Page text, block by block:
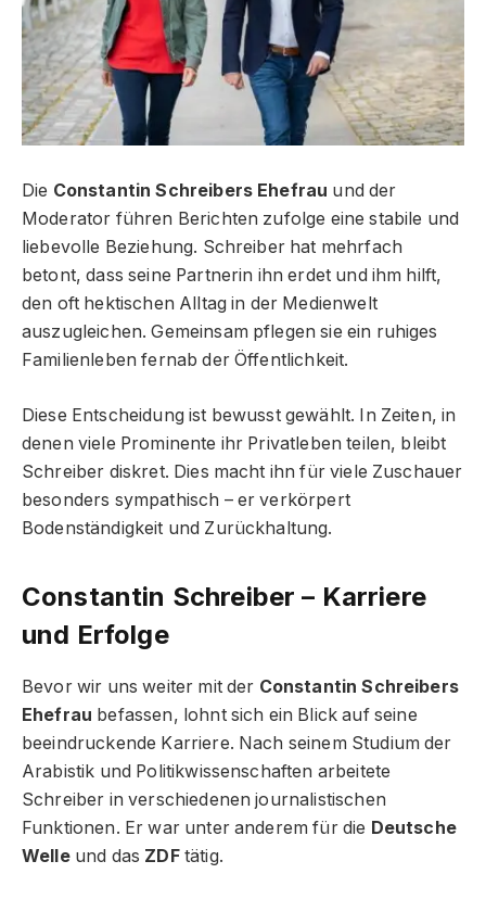
Die Constantin Schreibers Ehefrau und der
Moderator führen Berichten zufolge eine stabile und
liebevolle Beziehung. Schreiber hat mehrfach
betont, dass seine Partnerin ihn erdet und ihm hilft,
den oft hektischen Alltag in der Medienwelt
auszugleichen. Gemeinsam pflegen sie ein ruhiges
Familienleben fernab der Öffentlichkeit.
Diese Entscheidung ist bewusst gewählt. In Zeiten, in
denen viele Prominente ihr Privatleben teilen, bleibt
Schreiber diskret. Dies macht ihn für viele Zuschauer
besonders sympathisch – er verkörpert
Bodenständigkeit und Zurückhaltung.
Constantin Schreiber – Karriere
und Erfolge
Bevor wir uns weiter mit der Constantin Schreibers
Ehefrau befassen, lohnt sich ein Blick auf seine
beeindruckende Karriere. Nach seinem Studium der
Arabistik und Politikwissenschaften arbeitete
Schreiber in verschiedenen journalistischen
Funktionen. Er war unter anderem für die Deutsche
Welleund das ZDFtätig.